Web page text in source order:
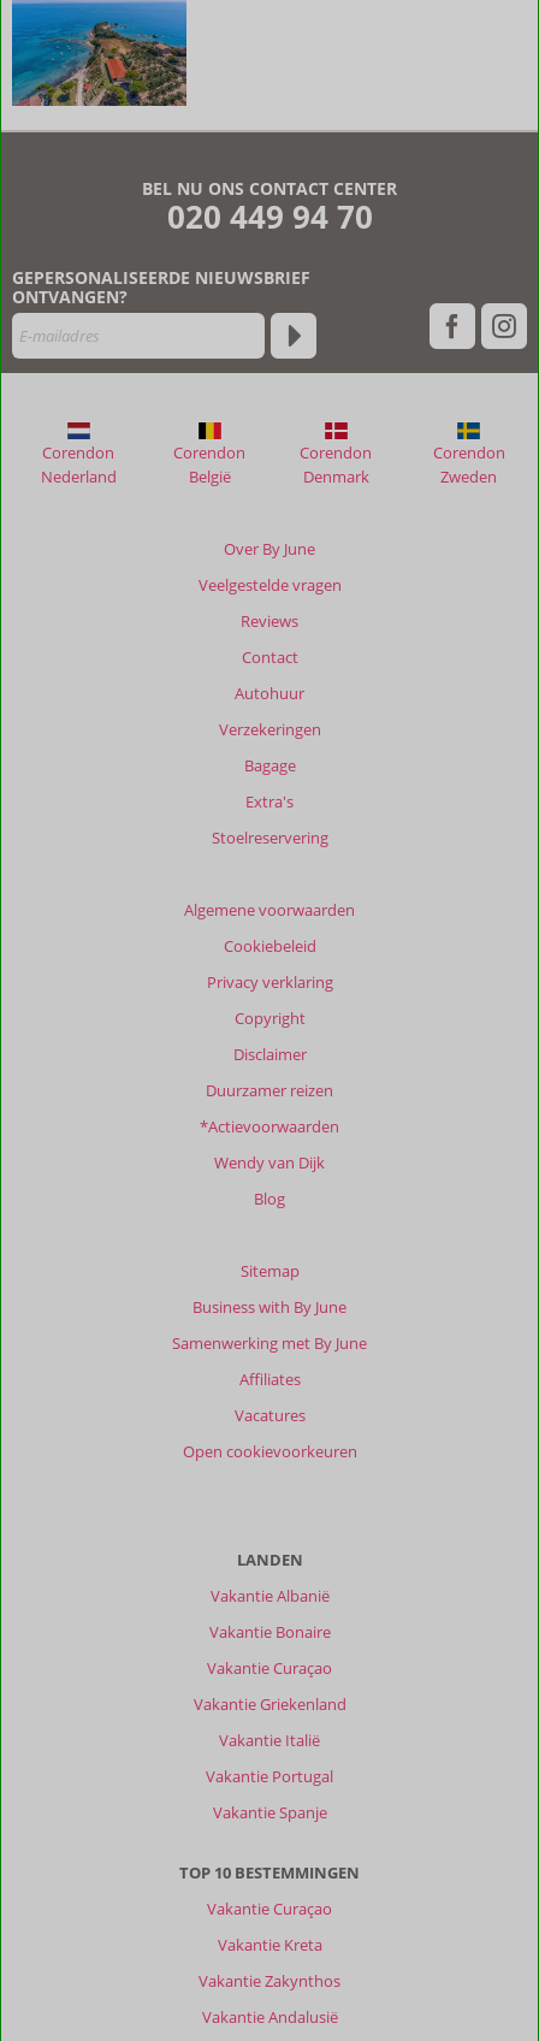
na
hun
verblijf
in
Studios
BEL NU ONS CONTACT CENTER
020 449 94 70
GEPERSONALISEERDE NIEUWSBRIEF
ONTVANGEN?
Over By June
Veelgestelde vragen
Reviews
Contact
Autohuur
Verzekeringen
Bagage
Extra's
Stoelreservering
Algemene voorwaarden
Cookiebeleid
Privacy verklaring
Copyright
Disclaimer
Duurzamer reizen
*Actievoorwaarden
Wendy van Dijk
Blog
Sitemap
Business with By June
Samenwerking met By June
Affiliates
Vacatures
Open cookievoorkeuren
Corendon
Nederland
Corendon
België
Corendon
Denmark
Corendon
Zweden
LANDEN
Vakantie Albanië
Vakantie Bonaire
Vakantie Curaçao
Vakantie Griekenland
Vakantie Italië
Vakantie Portugal
Vakantie Spanje
TOP 10 BESTEMMINGEN
Vakantie Curaçao
Vakantie Kreta
Vakantie Zakynthos
Vakantie Andalusië